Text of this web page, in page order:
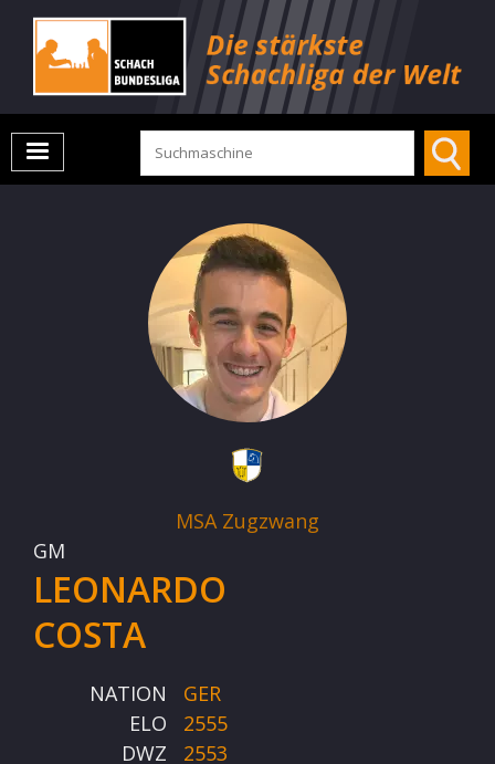
MSA Zugzwang
GM
LEONARDO
COSTA
NATION
GER
ELO
2555
DWZ
2553